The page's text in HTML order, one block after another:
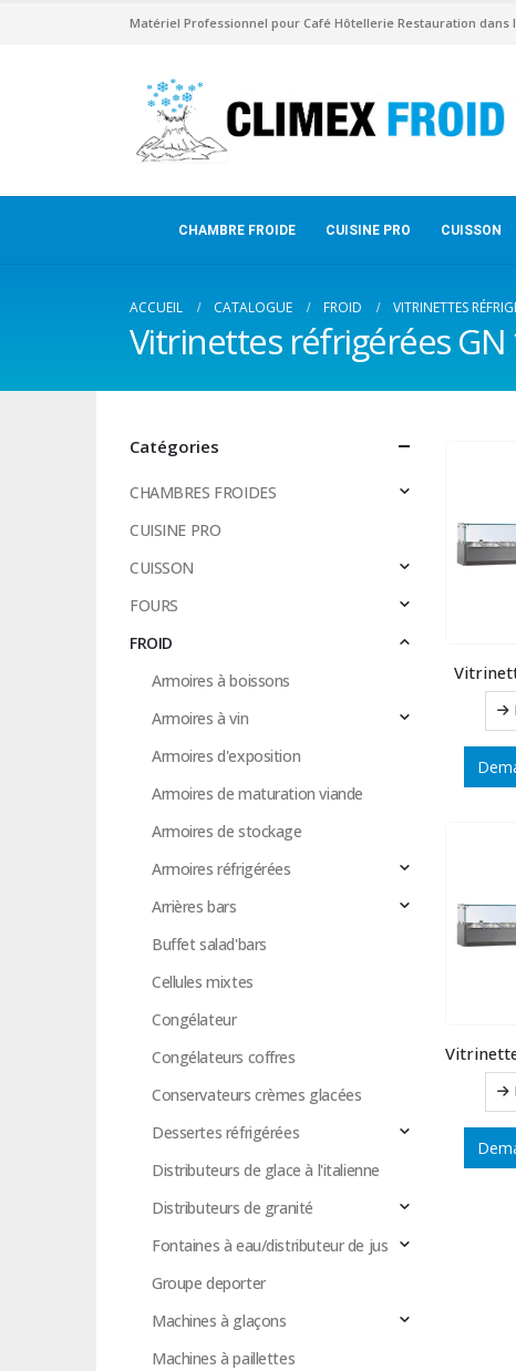
Matériel Professionnel pour Café Hôtellerie Restauration dans
CHAMBRE FROIDE CUISINE PRO CUISSON
ACCUEIL CATALOGUE FROID VITRINETTES
Vitrinettes réfrigérées GN
Catégories
CHAMBRES FROIDES
CUISINE PRO
CUISSON
FOURS
FROID
Armoires à boissons
Armoires à vin
Armoires d'exposition
Armoires de maturation viande
Armoires de stockage
Armoires réfrigérées
Arrières bars
Buffet salad'bars
Cellules mixtes
Congélateur
Congélateurs coffres
Conservateurs crèmes glacées
Dessertes réfrigérées
Distributeurs de glace à l'italienne
Distributeurs de granité
Fontaines à eau/distributeur de jus
Groupe deporter
Machines à glaçons
Machines à paillettes